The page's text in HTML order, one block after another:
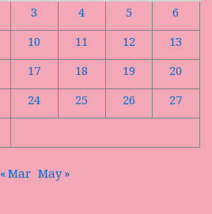
3 4 5
6
10 11 12
13
17 18 19
20
24 25 26
27
« Mar May »